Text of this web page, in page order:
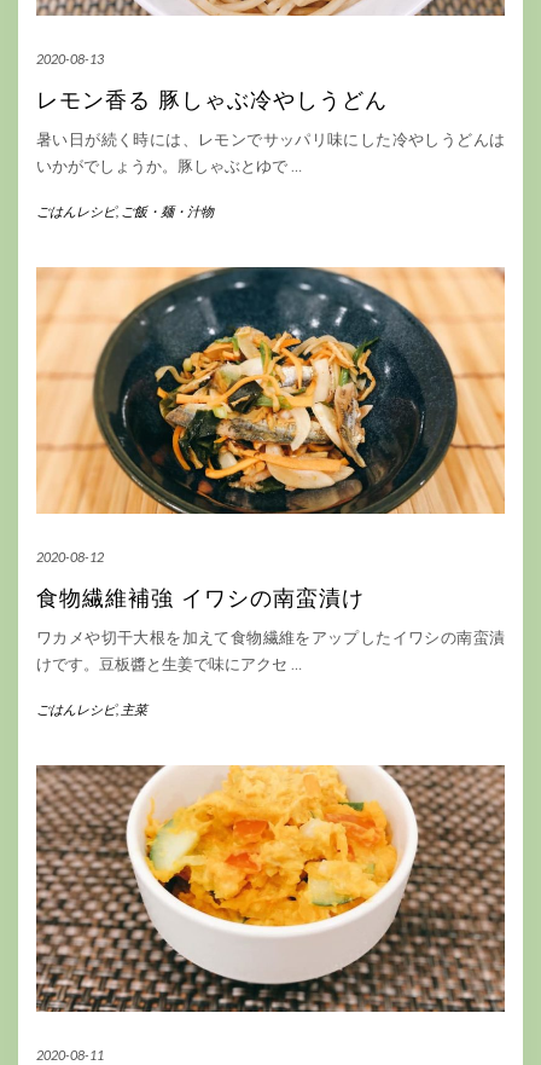
2020-08-13
レモン香る 豚しゃぶ冷やしうどん
暑い日が続く時には、レモンでサッパリ味にした冷やしうどんは
いかがでしょうか。豚しゃぶとゆで …
ごはんレシピ, ご飯・麺・汁物
2020-08-12
食物繊維補強 イワシの南蛮漬け
ワカメや切干大根を加えて食物繊維をアップしたイワシの南蛮漬
けです。豆板醬と生姜で味にアクセ …
ごはんレシピ, 主菜
2020-08-11